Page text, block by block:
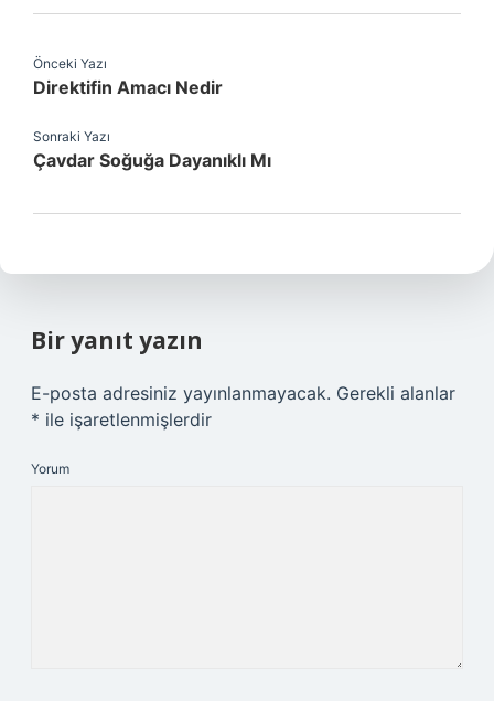
Önceki Yazı
Direktifin Amacı Nedir
Sonraki Yazı
Çavdar Soğuğa Dayanıklı Mı
Bir yanıt yazın
E-posta adresiniz yayınlanmayacak. Gerekli alanlar
* ile işaretlenmişlerdir
Yorum